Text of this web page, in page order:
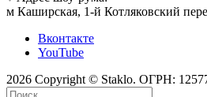
м Каширская, 1-й Котляковский
Вконтакте
YouTube
2026 Copyright © Staklo. ОГРН: